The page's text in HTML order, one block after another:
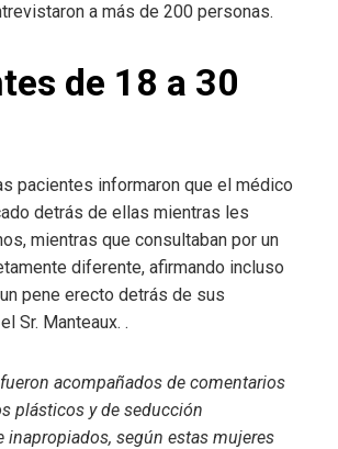
a más de 200 personas.
de 18 a 30
pacientes informaron que el médico
detrás de ellas mientras les
mientras que consultaban por un
diferente, afirmando incluso
pene erecto detrás de sus
Sr. Manteaux. .
acompañados de comentarios
plásticos y de seducción
inapropiados, según estas mujeres